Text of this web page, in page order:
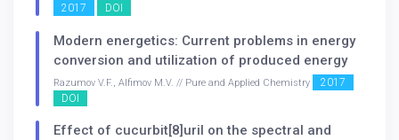
2017 DOI
Modern energetics: Current problems in energy
conversion and utilization of produced energy
Razumov V.F., Alfimov M.V. // Pure and Applied Chemistry
2017
DOI
Effect of cucurbit[8]uril on the spectral and